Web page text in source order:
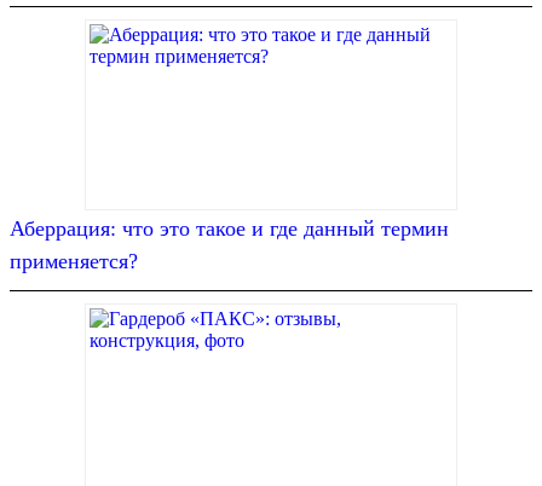
Аберрация: что это такое и где данный термин
применяется?